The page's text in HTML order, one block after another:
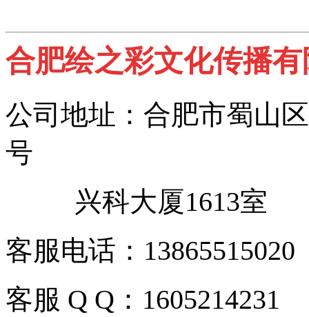
合肥绘之彩文化传播
公司地址： 合肥市蜀山
号
兴科大厦1613室
客服电话：13865515020
客服 Q Q：1605214231